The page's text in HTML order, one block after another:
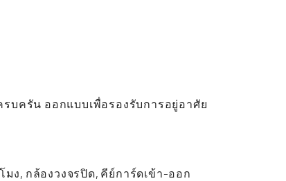
บครัน ออกแบบเพื่อรองรับการอยู่อาศัย
ง, กล้องวงจรปิด, คีย์การ์ดเข้า-ออก